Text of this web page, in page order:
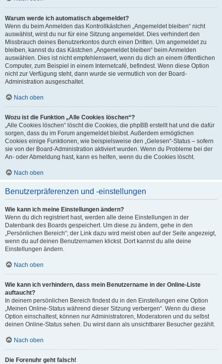
Warum werde ich automatisch abgemeldet?
Wenn du beim Anmelden das Kontrollkästchen „Angemeldet bleiben“ nicht
auswählst, wirst du nur für eine Sitzung angemeldet. Dies verhindert den
Missbrauch deines Benutzerkontos durch einen Dritten. Um angemeldet zu
bleiben, kannst du das Kästchen „Angemeldet bleiben“ beim Anmelden
auswählen. Dies ist nicht empfehlenswert, wenn du dich an einem öffentlichen
Computer, zum Beispiel in einem Internetcafé, befindest. Wenn diese Option
nicht zur Verfügung steht, dann wurde sie vermutlich von der Board-
Administration ausgeschaltet.
Nach oben
Wozu ist die Funktion „Alle Cookies löschen“?
„Alle Cookies löschen“ löscht die Cookies, die phpBB erstellt hat und die dafür
sorgen, dass du im Forum angemeldet bleibst. Außerdem ermöglichen
Cookies einige Funktionen, wie beispielsweise den „Gelesen“-Status – sofern
sie von der Board-Administration aktiviert wurden. Wenn du Probleme bei der
An- oder Abmeldung hast, kann es helfen, wenn du die Cookies löscht.
Nach oben
Benutzerpräferenzen und -einstellungen
Wie kann ich meine Einstellungen ändern?
Wenn du dich registriert hast, werden alle deine Einstellungen in der
Datenbank des Boards gespeichert. Um diese zu ändern, gehe in den
„Persönlichen Bereich“; der Link dazu wird meist oben auf der Seite angezeigt,
wenn du auf deinen Benutzernamen klickst. Dort kannst du alle deine
Einstellungen ändern.
Nach oben
Wie kann ich verhindern, dass mein Benutzername in der Online-Liste
auftaucht?
In deinem persönlichen Bereich findest du in den Einstellungen eine Option
„Meinen Online-Status während dieser Sitzung verbergen“. Wenn du diese
Option einschaltest, können nur Administratoren, Moderatoren und du selbst
deinen Online-Status sehen. Du wirst dann als unsichtbarer Besucher gezählt.
Nach oben
Die Forenuhr geht falsch!